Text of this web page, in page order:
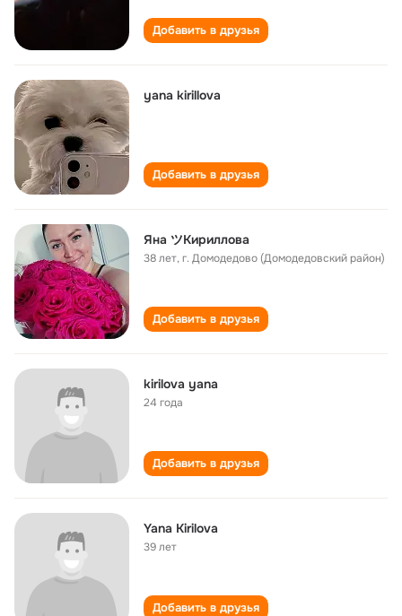
Добавить в друзья
yana kirillova
Добавить в друзья
Яна ツКириллова
38 лет,г. Домодедово (Домодедовский район)
Добавить в друзья
kirilova yana
24 года
Добавить в друзья
Yana Kirilova
39 лет
Добавить в друзья